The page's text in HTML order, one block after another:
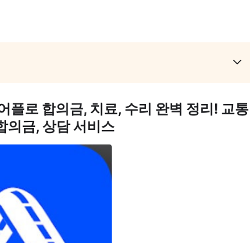
플로 합의금, 치료, 수리 완벽 정리! 교통
의금, 상담 서비스